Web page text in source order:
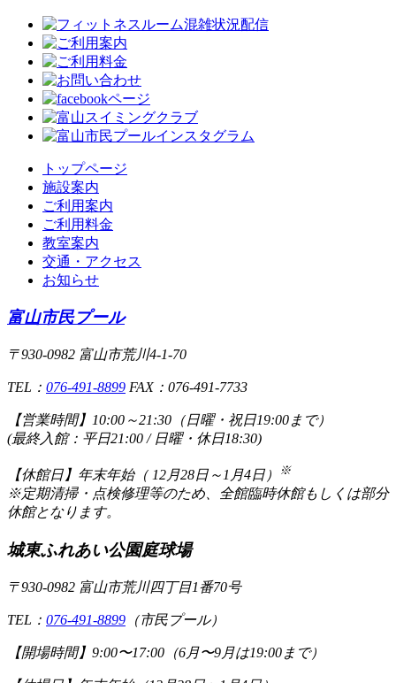
トップページ
施設案内
ご利用案内
ご利用料金
教室案内
交通・アクセス
お知らせ
富山市民プール
〒930-0982 富山市荒川4-1-70
TEL： 076-491-8899 FAX：076-491-7733
【営業時間】 10:00～21:30（日曜・祝日19:00まで）
(最終入館：平日21:00 / 日曜・休日18:30)
【休館日】 年末年始（ 12月28日～1月4日） ※
※定期清掃・点検修理等のため、全館臨時休館もしくは部分
休館となります。
城東ふれあい公園庭球場
〒930-0982 富山市荒川四丁目1番70号
TEL： 076-491-8899 （市民プール）
【開場時間】 9:00〜17:00（6月〜9月は19:00まで）